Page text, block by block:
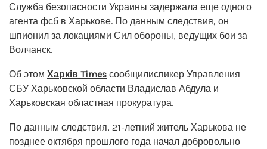
Служба безопасности Украины задержала еще одного
агента фсб в Харькове. По данным следствия, он
шпионил за локациями Сил обороны, ведущих бои за
Волчанск.
Об этом Харків Times сообщилиспикер Управления
СБУ Харьковской области Владислав Абдула и
Харьковская областная прокуратура.
По данным следствия, 21-летний житель Харькова не
позднее октября прошлого года начал добровольно